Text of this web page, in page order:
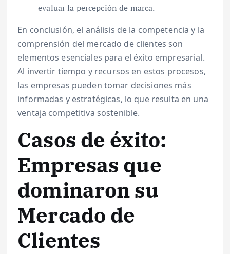
evaluar la percepción de marca.
En conclusión, el análisis de la competencia y la
comprensión del mercado de clientes son
elementos esenciales para el éxito empresarial.
Al invertir tiempo y recursos en estos procesos,
las empresas pueden tomar decisiones más
informadas y estratégicas, lo que resulta en una
ventaja competitiva sostenible.
Casos de éxito:
Empresas que
dominaron su
Mercado de
Clientes